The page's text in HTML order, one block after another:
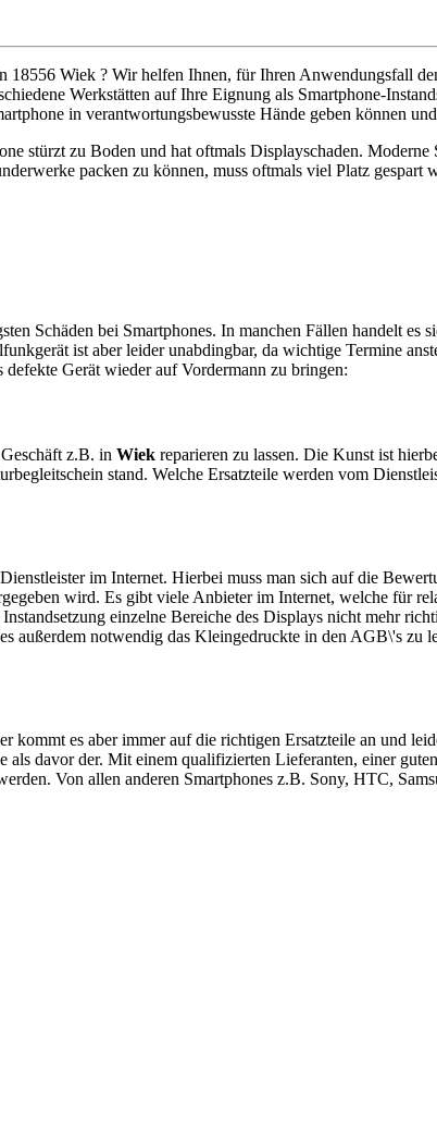
18556 Wiek ? Wir helfen Ihnen, für Ihren Anwendungsfall
Werkstätten auf Ihre Eignung als Smartphone-
in verantwortungsbewusste Hände geben können
stürzt zu Boden und hat oftmals Displayschaden.
packen zu können, muss oftmals viel Platz
Schäden bei Smartphones. In manchen Fällen handelt es
ist aber leider unabdingbar, da wichtige Termine
Gerät wieder auf Vordermann zu bringen:
z.B. in Wiek reparieren zu lassen. Die Kunst ist
stand. Welche Ersatzteile werden vom
im Internet. Hierbei muss man sich auf die
wird. Es gibt viele Anbieter im Internet, welche für
einzelne Bereiche des Displays nicht mehr
außerdem notwendig das Kleingedruckte in den AGB\'s zu
kommt es aber immer auf die richtigen Ersatzteile an und
davor der. Mit einem qualifizierten Lieferanten, einer
Von allen anderen Smartphones z.B. Sony, HTC,